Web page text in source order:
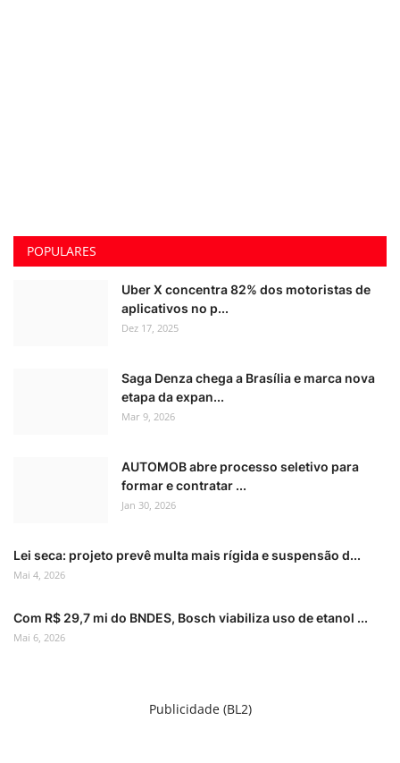
POPULARES
Uber X concentra 82% dos motoristas de
aplicativos no p...
Dez 17, 2025
Saga Denza chega a Brasília e marca nova
etapa da expan...
Mar 9, 2026
AUTOMOB abre processo seletivo para
formar e contratar ...
Jan 30, 2026
Lei seca: projeto prevê multa mais rígida e suspensão d...
Mai 4, 2026
Com R$ 29,7 mi do BNDES, Bosch viabiliza uso de etanol ...
Mai 6, 2026
Publicidade (BL2)